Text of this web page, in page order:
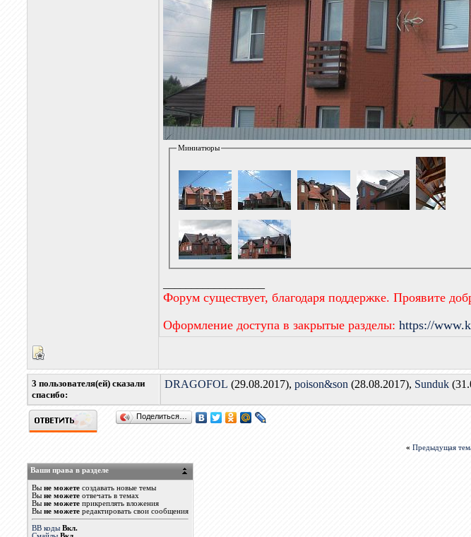
Миниатюры
Форум существует, благодаря поддержке. Проявите
Оформление доступа в закрытые разделы:https://
3 пользователя(ей) сказали
cпасибо:
DRAGOFOL (29.08.2017),poison&son (28.08.2017), Sunduk
Поделиться…
« Предыдущая
Ваши права в разделе
Выне можете создавать новые темы
Выне можете отвечать в темах
Выне можете прикреплять вложения
Выне можете редактировать свои сообщения
BB коды Вкл.